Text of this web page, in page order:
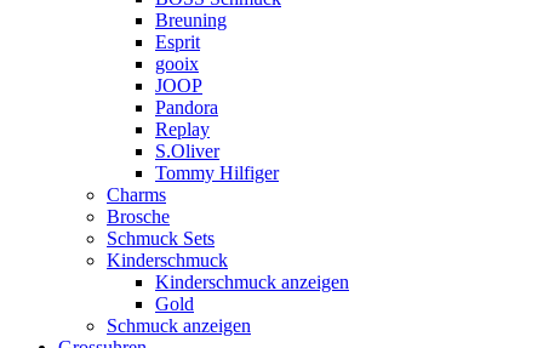
Breuning
Esprit
gooix
JOOP
Pandora
Replay
S.Oliver
Tommy Hilfiger
Charms
Brosche
Schmuck Sets
Kinderschmuck
Kinderschmuck anzeigen
Gold
Schmuck anzeigen